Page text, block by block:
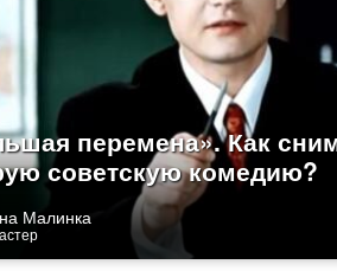
перемена». Как
советскую комедию?
Малинка